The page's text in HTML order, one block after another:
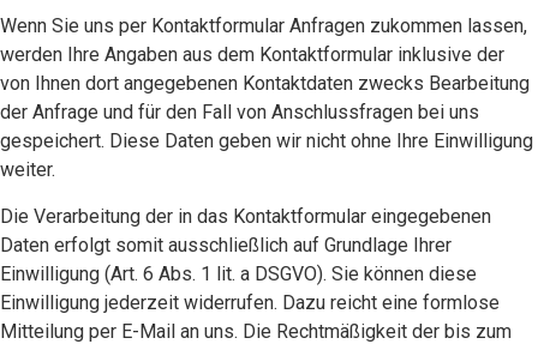
Wenn Sie uns per Kontaktformular Anfragen zukommen lassen,
werden Ihre Angaben aus dem Kontaktformular inklusive der
von Ihnen dort angegebenen Kontaktdaten zwecks Bearbeitung
der Anfrage und für den Fall von Anschlussfragen bei uns
gespeichert. Diese Daten geben wir nicht ohne Ihre Einwilligung
weiter.
Die Verarbeitung der in das Kontaktformular eingegebenen
Daten erfolgt somit ausschließlich auf Grundlage Ihrer
Einwilligung (Art. 6 Abs. 1 lit. a DSGVO). Sie können diese
Einwilligung jederzeit widerrufen. Dazu reicht eine formlose
Mitteilung per E-Mail an uns. Die Rechtmäßigkeit der bis zum